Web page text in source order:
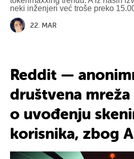
neki inženjeri već troše preko
22. MAR
Reddit —
društvena
o uvođenju
korisnika, zbog